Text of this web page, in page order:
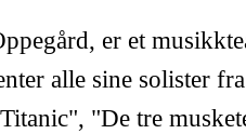
er et
alle sine solister
"De tre